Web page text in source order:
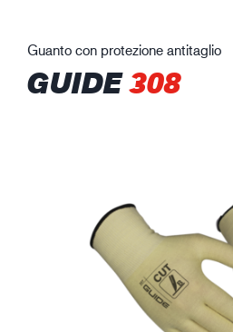
Guanto con protezione antitaglio
GUIDE308